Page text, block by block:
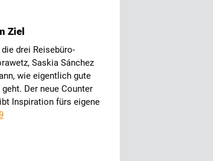
Ziel
drei Reisebüro-
Saskia Sánchez
wie eigentlich gute
Der neue Counter
Inspiration fürs eigene